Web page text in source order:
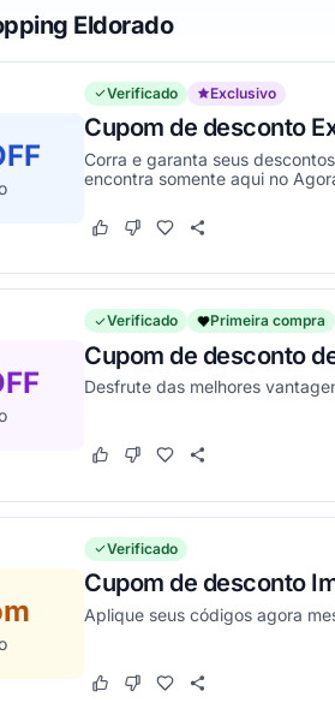
Eldorado
Verificado Exclusivo
Cupom de desconto
Corra e garanta seus
encontra somente aqui no
Este cupom funcionou
Este cupom não funcionou
Verificado Primeira compra
Cupom de desconto
Desfrute das melhores
Este cupom funcionou
Este cupom não funcionou
Verificado
Cupom de desconto
Aplique seus códigos agora
Este cupom funcionou
Este cupom não funcionou